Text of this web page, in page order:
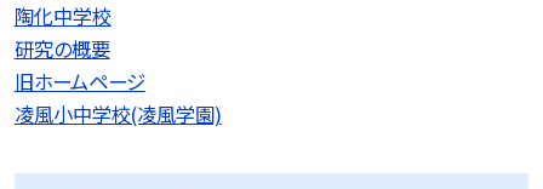
陶化中学校
研究の概要
旧ホームページ
凌風小中学校(凌風学園)